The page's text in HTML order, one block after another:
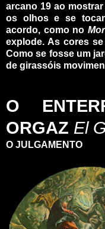
arcano 19 ao
os olhos e se
acordo, como no
explode. As cores
Como se fosse um
de girassóis
O
ORGAZ El
O JULGAMENTO